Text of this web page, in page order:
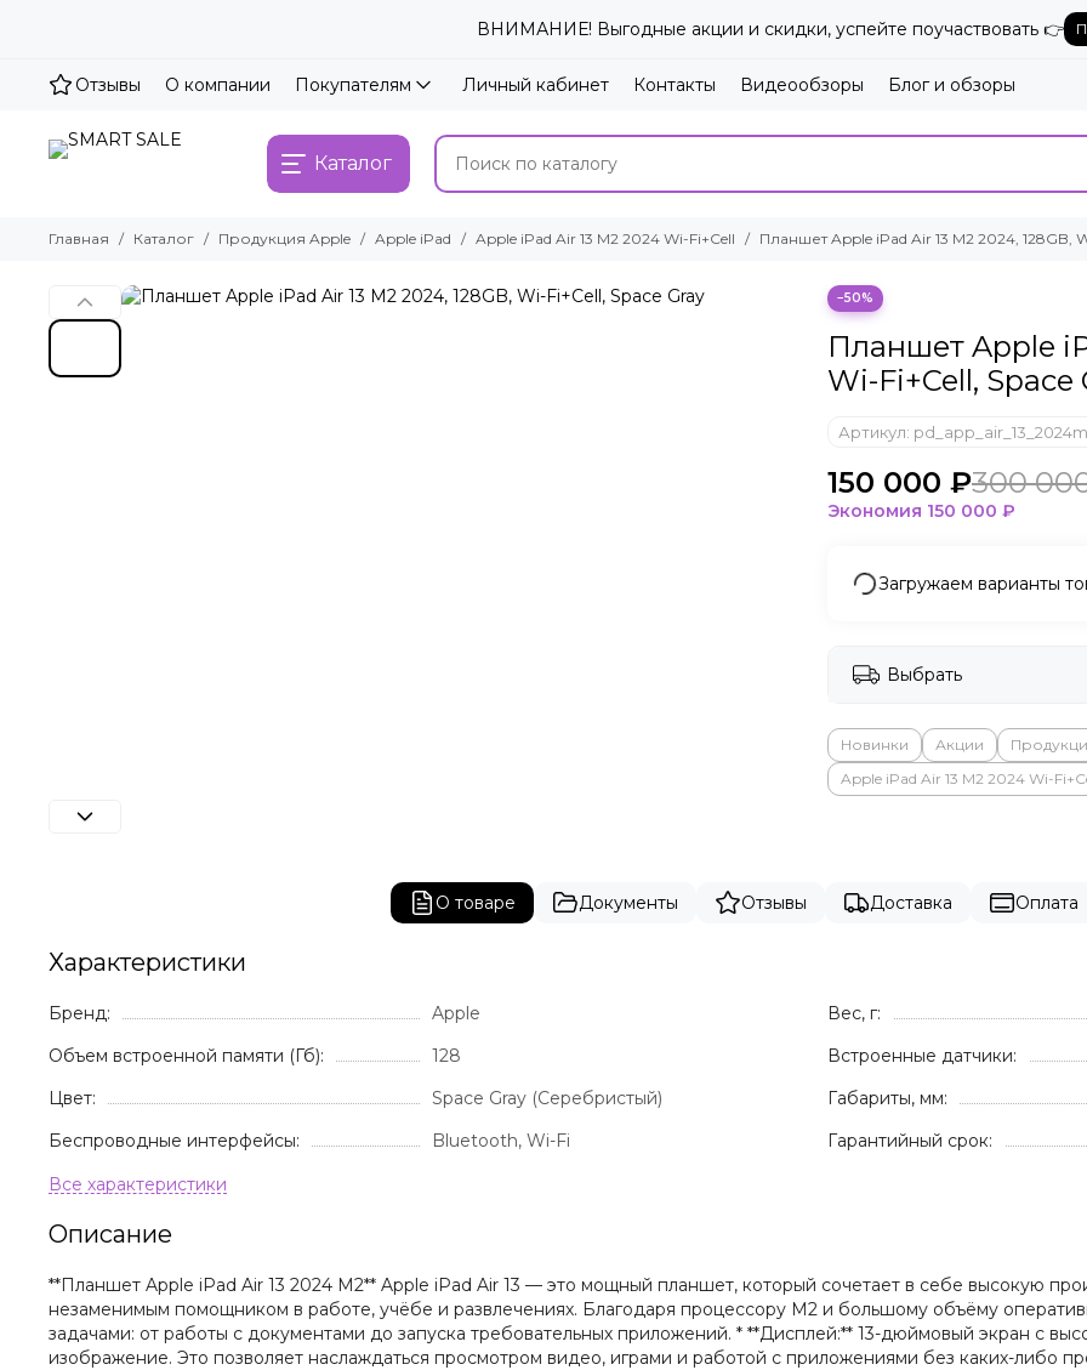
ВНИМАНИЕ! Выгодные акции и скидки, успейте поучаствовать 👉
Отзывы О компании Покупателям Личный кабинет Контакты Видеообзоры Блог и обзоры
Каталог
Главная Каталог Продукция Apple Apple iPad Apple iPad Air 13 M2 2024 Wi-Fi+Cell Планшет Apple iPad Air 13 M2 2024, 128GB,
−50%
Планшет Apple
Wi-Fi+Cell, Space
Артикул:
150 000 ₽300
Экономия 150 000 ₽
Загружаем варианты
Выбрать
Новинки Акции
Apple iPad Air 13 M2 2024 Wi-
О товаре Документы Отзывы Доставка Оплата
Характеристики
Бренд:
Apple
Объем встроенной памяти (Гб):
128
Цвет:
Space Gray (Серебристый)
Беспроводные интерфейсы:
Bluetooth, Wi-Fi
Вес, г:
Встроенные датчики:
Габариты, мм:
Гарантийный срок:
Описание
**Планшет Apple iPad Air 13 2024 M2** Apple iPad Air 13 — это мощный планшет, который сочетает в себе высокую
незаменимым помощником в работе, учёбе и развлечениях. Благодаря процессору M2 и большому объёму
задачами: от работы с документами до запуска требовательных приложений. * **Дисплей:** 13-дюймовый экран с
изображение. Это позволяет наслаждаться просмотром видео, играми и работой с приложениями без каких-либо